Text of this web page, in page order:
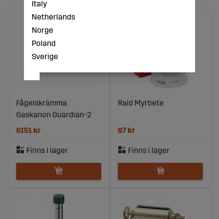
Fågelskrämma
Gaskanon Guardian-2
6151 kr
Raid Myrbete
97 kr
Italy
Netherlands
Norge
Poland
Sverige